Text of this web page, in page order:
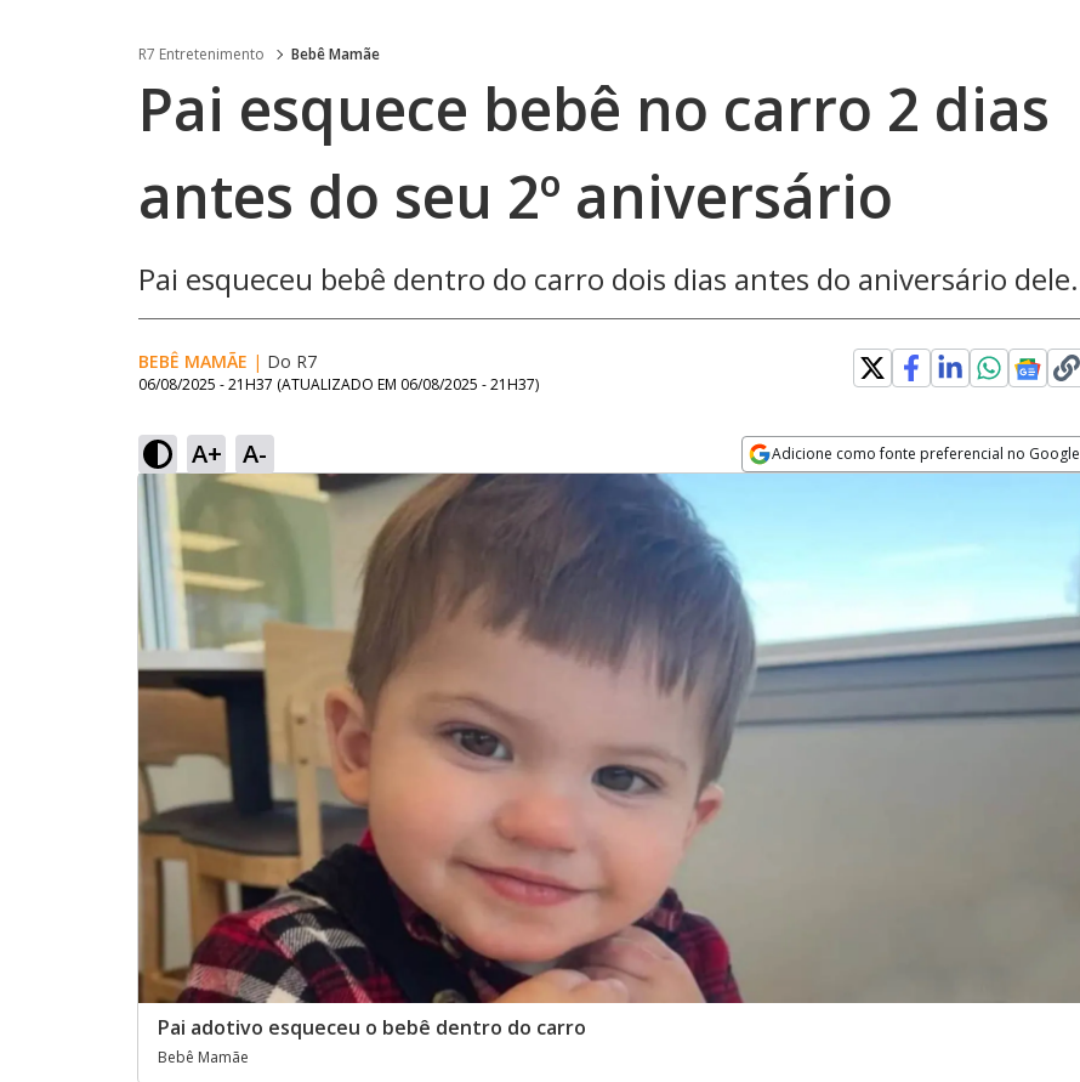
R7 Entretenimento Bebê Mamãe
Pai esquece bebê no carro 2 dias
antes do seu 2º aniversário
Pai esqueceu bebê dentro do carro dois dias antes do aniversário dele.
BEBÊ MAMÃE | Do R7
06/08/2025 - 21H37 (ATUALIZADO EM 06/08/2025 - 21H37)
A+ A- Adicione como fonte preferencial no Google
Pai adotivo esqueceu o bebê dentro do carro
Bebê Mamãe